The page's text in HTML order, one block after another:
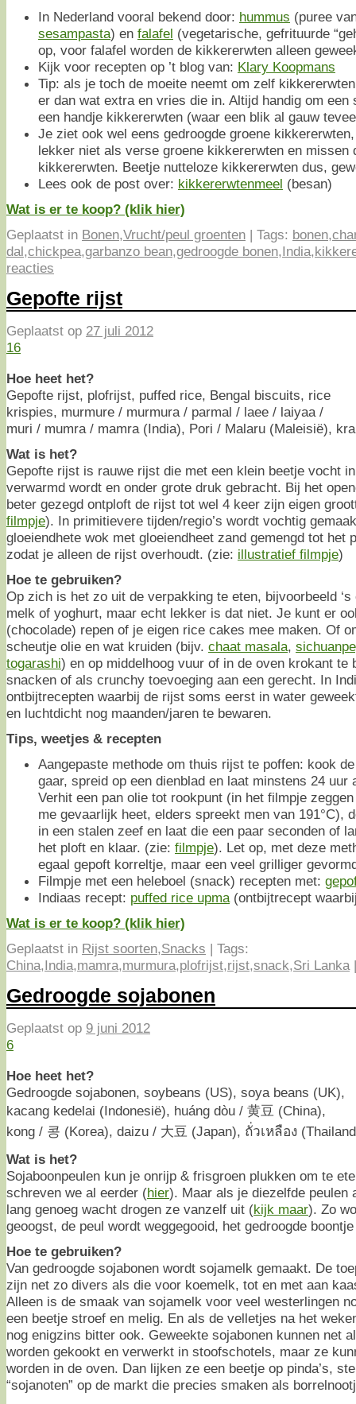
In Nederland vooral bekend door: hummus (puree
sesampasta) en falafel (vegetarische, gefrituurde
op, voor falafel worden de kikkererwten alleen
Kijk voor recepten op ’t blog van: Klary Koopmans
Tip: als je toch de moeite neemt om zelf
er dan wat extra en vries die in. Altijd handig om een
een handje kikkererwten (waar een blik al gauw
Je ziet ook wel eens gedroogde groene
lekker niet als verse groene kikkererwten en missen
kikkererwten. Beetje nutteloze kikkererwten dus,
Lees ook de post over: kikkererwtenmeel (besan)
Wat is er te koop? (klik hier)
Geplaatst in Bonen,Vrucht/peul groenten | Tags: bonen,
dal,chickpea,garbanzo bean,gedroogde bonen,India,
reacties
Gepofte rijst
Geplaatst op 27 juli 2012
16
Hoe heet het?
Gepofte rijst, plofrijst, puffed rice, Bengal biscuits, rice
krispies, murmure / murmura / parmal / laee / laiyaa /
muri / mumra / mamra (India), Pori / Malaru (Maleisië),
Wat is het?
Gepofte rijst is rauwe rijst die met een klein beetje vocht
verwarmd wordt en onder grote druk gebracht. Bij het
beter gezegd ontploft de rijst tot wel 4 keer zijn eigen
filmpje). In primitievere tijden/regio’s wordt vochtig
gloeiendhete wok met gloeiendheet zand gemengd tot het
zodat je alleen de rijst overhoudt. (zie: illustratief filmpje)
Hoe te gebruiken?
Op zich is het zo uit de verpakking te eten, bijvoorbeeld
melk of yoghurt, maar echt lekker is dat niet. Je kunt er
(chocolade) repen of je eigen rice cakes mee maken. Of
scheutje olie en wat kruiden (bijv. chaat masala,
togarashi) en op middelhoog vuur of in de oven krokant te
snacken of als crunchy toevoeging aan een gerecht. In
ontbijtrecepten waarbij de rijst soms eerst in water
en luchtdicht nog maanden/jaren te bewaren.
Tips, weetjes & recepten
Aangepaste methode om thuis rijst te poffen: kook
gaar, spreid op een dienblad en laat minstens 24 uur
Verhit een pan olie tot rookpunt (in het filmpje
me gevaarlijk heet, elders spreekt men van 191°C),
in een stalen zeef en laat die een paar seconden of
het ploft en klaar. (zie: filmpje). Let op, met deze
egaal gepoft korreltje, maar een veel grilliger
Filmpje met een heleboel (snack) recepten met:
Indiaas recept: puffed rice upma (ontbijtrecept
Wat is er te koop? (klik hier)
Geplaatst in Rijst soorten,Snacks | Tags:
China,India,mamra,murmura,plofrijst,rijst,snack,Sri Lanka
Gedroogde sojabonen
Geplaatst op 9 juni 2012
6
Hoe heet het?
Gedroogde sojabonen, soybeans (US), soya beans (UK),
kacang kedelai (Indonesië), huáng dòu / 黄豆 (China),
kong / 콩 (Korea), daizu / 大豆 (Japan), ถั่วเหลือง
Wat is het?
Sojaboonpeulen kun je onrijp & frisgroen plukken om te
schreven we al eerder (hier). Maar als je diezelfde peulen
lang genoeg wacht drogen ze vanzelf uit (kijk maar). Zo
geoogst, de peul wordt weggegooid, het gedroogde
Hoe te gebruiken?
Van gedroogde sojabonen wordt sojamelk gemaakt. De
zijn net zo divers als die voor koemelk, tot en met aan
Alleen is de smaak van sojamelk voor veel westerlingen
een beetje stroef en melig. En als de velletjes na het
nog enigzins bitter ook. Geweekte sojabonen kunnen net
worden gekookt en verwerkt in stoofschotels, maar ze
worden in de oven. Dan lijken ze een beetje op pinda’s,
“sojanoten” op de markt die precies smaken als